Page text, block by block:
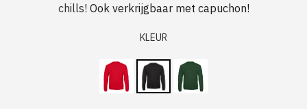
chills! Ook verkrijgbaar met capuchon!
KLEUR